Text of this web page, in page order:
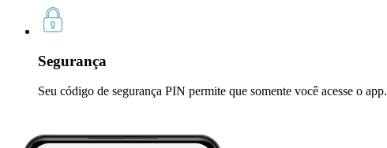
Segurança
Seu código de segurança PIN permite que somente você acesse o app.